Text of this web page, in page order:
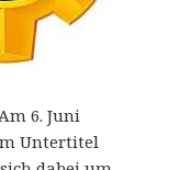
6. Juni
Untertitel